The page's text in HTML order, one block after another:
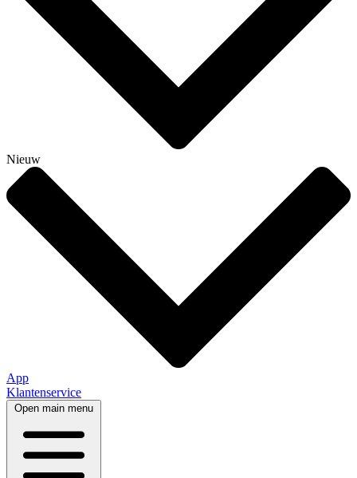
Nieuw
App
Klantenservice
Open main menu